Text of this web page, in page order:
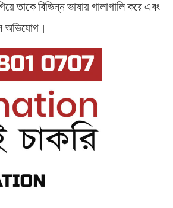
তাকে বিভিন্ন ভাষায় গালাগালি করে এবং
অভিযোগ।